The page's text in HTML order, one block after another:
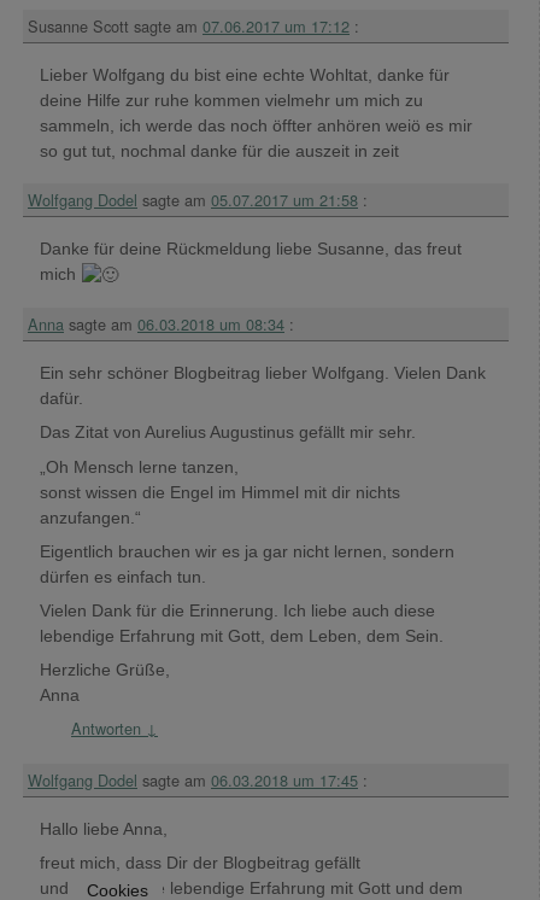
Susanne Scott sagte am 07.06.2017 um 17:12 :
Lieber Wolfgang du bist eine echte Wohltat, danke für
deine Hilfe zur ruhe kommen vielmehr um mich zu
sammeln, ich werde das noch öffter anhören weiö es mir
so gut tut, nochmal danke für die auszeit in zeit
Wolfgang Dodel sagte am 05.07.2017 um 21:58 :
Danke für deine Rückmeldung liebe Susanne, das freut
mich
Anna sagte am 06.03.2018 um 08:34 :
Ein sehr schöner Blogbeitrag lieber Wolfgang. Vielen Dank
dafür.
Das Zitat von Aurelius Augustinus gefällt mir sehr.
„Oh Mensch lerne tanzen,
sonst wissen die Engel im Himmel mit dir nichts
anzufangen.“
Eigentlich brauchen wir es ja gar nicht lernen, sondern
dürfen es einfach tun.
Vielen Dank für die Erinnerung. Ich liebe auch diese
lebendige Erfahrung mit Gott, dem Leben, dem Sein.
Herzliche Grüße,
Anna
Antworten ↓
Wolfgang Dodel sagte am 06.03.2018 um 17:45 :
Hallo liebe Anna,
freut mich, dass Dir der Blogbeitrag gefällt
und Du auch die lebendige Erfahrung mit Gott und dem
Cookies